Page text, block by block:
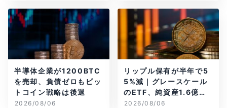
半導体企業が1200BTC
を売却、負債ゼロもビッ
トコイン戦略は後退
2026/08/06
リップル保有が半年で5
5%減｜グレースケール
のETF、純資産1.6億ド
ル減
2026/08/06